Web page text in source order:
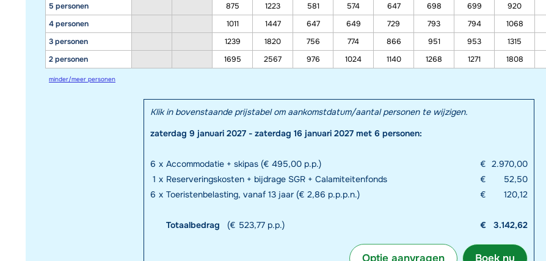
5 personen
4 personen
3 personen
2 personen
875
1223 581 574 647 698 699 920
1011
1447 647 649 729 793 794 1068
1239
1820 756 774 866 951 953 1315
1695
2567 976 1024 1140 1268 1271 1808
minder/meer personen
Klik in bovenstaande prijstabel om aankomstdatum/aantal personen te wijzigen.
zaterdag 9 januari 2027 - zaterdag 16 januari 2027 met 6 personen:
6 x Accommodatie + skipas (€ 495,00 p.p.) € 2.970,00
1 x Reserveringskosten + bijdrage SGR + Calamiteitenfonds €
52,50
6 x Toeristenbelasting, vanaf 13 jaar (€ 2,86 p.p.p.n.) € 120,12
Totaalbedrag (€ 523,77 p.p.) € 3.142,62
Boek nu
Optie aanvragen